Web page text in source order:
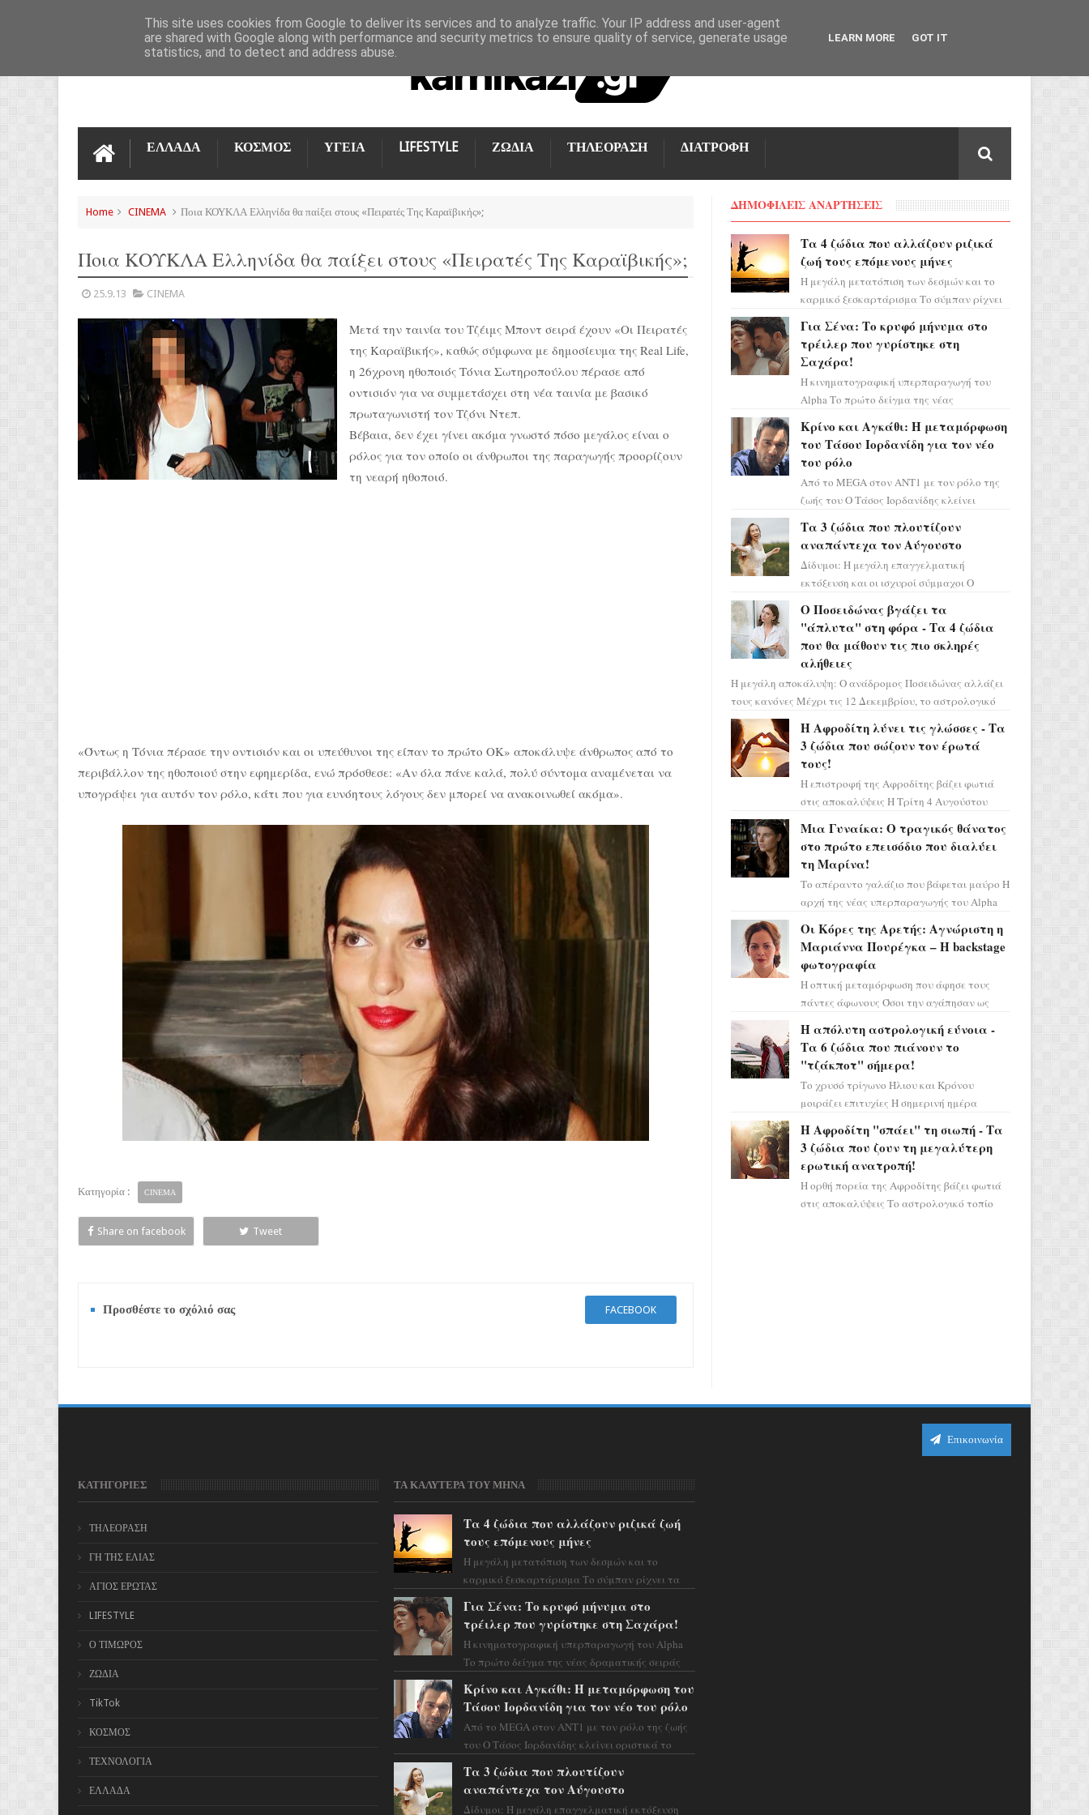
ΕΠΙΚΟΙΝΩΝΊΑ
ΕΛΛΑΔΑ ΚΟΣΜΟΣ ΥΓΕΙΑ LIFESTYLE ΖΩΔΙΑ ΤΗΛΕΟΡΑΣΗ ΔΙΑΤΡΟΦΗ
Home CINEMA Ποια ΚΟΥΚΛΑ Ελληνίδα θα παίξει στους «Πειρατές Της Καραϊβικής»;
Ποια ΚΟΥΚΛΑ Ελληνίδα θα παίξει στους «Πειρατές Της Καραϊβικής»;
25.9.13 CINEMA
Μετά την ταινία του Τζέιμς Μποντ σειρά έχουν «Οι Πειρατές
της Καραϊβικής», καθώς σύμφωνα με δημοσίευμα της Real Life,
η 26χρονη ηθοποιός Τόνια Σωτηροπούλου πέρασε από
οντισιόν για να συμμετάσχει στη νέα ταινία με βασικό
πρωταγωνιστή τον Τζόνι Ντεπ.
Βέβαια, δεν έχει γίνει ακόμα γνωστό πόσο μεγάλος είναι ο
ρόλος για τον οποίο οι άνθρωποι της παραγωγής προορίζουν
τη νεαρή ηθοποιό.
«Όντως η Τόνια πέρασε την οντισιόν και οι υπεύθυνοι της είπαν το πρώτο ΟΚ» αποκάλυψε άνθρωπος από το
περιβάλλον της ηθοποιού στην εφημερίδα, ενώ πρόσθεσε: «Αν όλα πάνε καλά, πολύ σύντομα αναμένεται να
υπογράψει για αυτόν τον ρόλο, κάτι που για ευνόητους λόγους δεν μπορεί να ανακοινωθεί ακόμα».
Κατηγορία : CINEMA
Share on facebook Tweet
Προσθέστε το σχόλιό σας FACEBOOK
ΔΗΜΟΦΙΛΕΙΣ ΑΝΑΡΤΗΣΕΙΣ
Τα 4 ζώδια που αλλάζουν ριζικά
ζωή τους επόμενους μήνες
Η μεγάλη μετατόπιση των δεσμών και το
καρμικό ξεσκαρτάρισμα Το σύμπαν ρίχνει
προειδοποιεί: οι σελην...
Για Σένα: Το κρυφό μήνυμα στο
τρέιλερ που γυρίστηκε στη
Σαχάρα!
Η κινηματογραφική υπερπαραγωγή του
Alpha Το πρώτο δείγμα της νέας
η αισθητική του ξεπερνά κάθε π...
Κρίνο και Αγκάθι: Η μεταμόρφωση
του Τάσου Ιορδανίδη για τον νέο
του ρόλο
Από το MEGA στον ΑΝΤ1 με τον ρόλο της
ζωής του Ο Τάσος Ιορδανίδης κλείνει
επιτυχίας «Μια Νύχτα Μόνο» ...
Τα 3 ζώδια που πλουτίζουν
αναπάντεχα τον Αύγουστο
Δίδυμοι: Η μεγάλη επαγγελματική
εκτόξευση και οι ισχυροί σύμμαχοι Ο
να ανατρέψει τα πάντα γύρω α...
Ο Ποσειδώνας βγάζει τα
"άπλυτα" στη φόρα - Τα 4 ζώδια
που θα μάθουν τις πιο σκληρές
αλήθειες
Η μεγάλη αποκάλυψη: Ο ανάδρομος Ποσειδώνας αλλάζει
τους κανόνες Μέχρι τις 12 Δεκεμβρίου, το αστρολογικό
σκηνικό θυμίζει ταινία μυστηρίου ...
Η Αφροδίτη λύνει τις γλώσσες - Τα
3 ζώδια που σώζουν τον έρωτά
τους!
Η επιστροφή της Αφροδίτης βάζει φωτιά
στις αποκαλύψεις Η Τρίτη 4 Αυγούστου
ορόσημο, καθώς η Αφροδίτη πρ...
Μια Γυναίκα: Ο τραγικός θάνατος
στο πρώτο επεισόδιο που διαλύει
τη Μαρίνα!
Το απέραντο γαλάζιο που βάφεται μαύρο Η
αρχή της νέας υπερπαραγωγής του Alpha
πλημμυρισμένο από...
Οι Κόρες της Αρετής: Αγνώριστη η
Μαριάννα Πουρέγκα – H backstage
φωτογραφία
Η οπτική μεταμόρφωση που άφησε τους
πάντες άφωνους Όσοι την αγάπησαν ως
πρέπει τώρα να προετοιμαστο...
Η απόλυτη αστρολογική εύνοια -
Τα 6 ζώδια που πιάνουν το
"τζάκποτ" σήμερα!
Το χρυσό τρίγωνο Ήλιου και Κρόνου
μοιράζει επιτυχίες Η σημερινή ημέρα
αποδεικνύοντας πως η πραγματική
επιτυχί...
Η Αφροδίτη "σπάει" τη σιωπή - Τα
3 ζώδια που ζουν τη μεγαλύτερη
ερωτική ανατροπή!
Η ορθή πορεία της Αφροδίτης βάζει φωτιά
στις αποκαλύψεις Το αστρολογικό τοπίο
Επικοινωνία
ΚΑΤΗΓΟΡΙΕΣ
ΤΗΛΕΟΡΑΣΗ
ΓΗ ΤΗΣ ΕΛΙΑΣ
ΑΓΙΟΣ ΕΡΩΤΑΣ
LIFESTYLE
Ο ΤΙΜΩΡΟΣ
ΖΩΔΙΑ
TikTok
ΚΟΣΜΟΣ
ΤΕΧΝΟΛΟΓΙΑ
ΕΛΛΑΔΑ
ΤΑ ΚΑΛΥΤΕΡΑ ΤΟΥ ΜΗΝΑ
Τα 4 ζώδια που αλλάζουν ριζικά ζωή
τους επόμενους μήνες
Η μεγάλη μετατόπιση των δεσμών και το
καρμικό ξεσκαρτάρισμα Το σύμπαν ρίχνει τα
προειδοποιεί: οι σελην...
Για Σένα: Το κρυφό μήνυμα στο
τρέιλερ που γυρίστηκε στη Σαχάρα!
Η κινηματογραφική υπερπαραγωγή του Alpha
Το πρώτο δείγμα της νέας δραματικής σειράς
κάθε π...
Κρίνο και Αγκάθι: Η μεταμόρφωση του
Τάσου Ιορδανίδη για τον νέο του ρόλο
Από το MEGA στον ΑΝΤ1 με τον ρόλο της ζωής
του Ο Τάσος Ιορδανίδης κλείνει οριστικά το
Μόνο» ...
Τα 3 ζώδια που πλουτίζουν
αναπάντεχα τον Αύγουστο
Δίδυμοι: Η μεγάλη επαγγελματική εκτόξευση
This site uses cookies from Google to deliver its services and to analyze traffic. Your IP address and user-agent
are shared with Google along with performance and security metrics to ensure quality of service, generate usage
statistics, and to detect and address abuse.
LEARN MORE GOT IT